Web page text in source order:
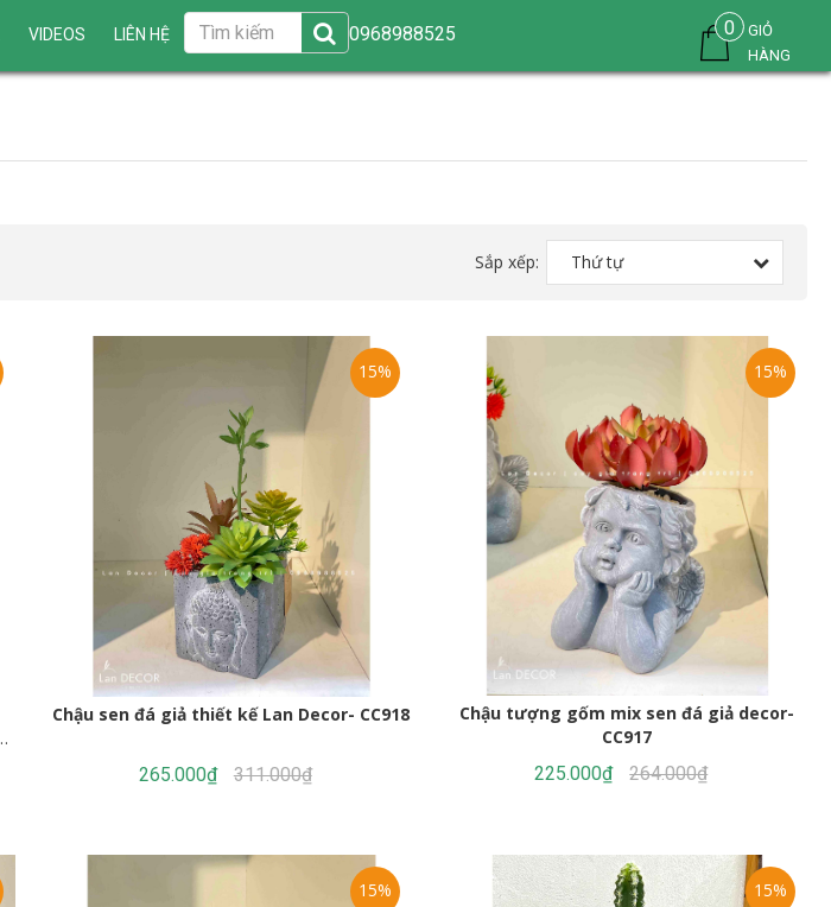
VIDEOS LIÊN HỆ 0968988525 0
GIỎ
HÀNG
Sắp xếp: Thứ tự
Chậu sen đá giả thiết kế Lan Decor- CC918
15%
265.000₫ 311.000₫
Chậu tượng gốm mix sen đá giả decor-
CC917
15%
225.000₫ 264.000₫
15% 15%